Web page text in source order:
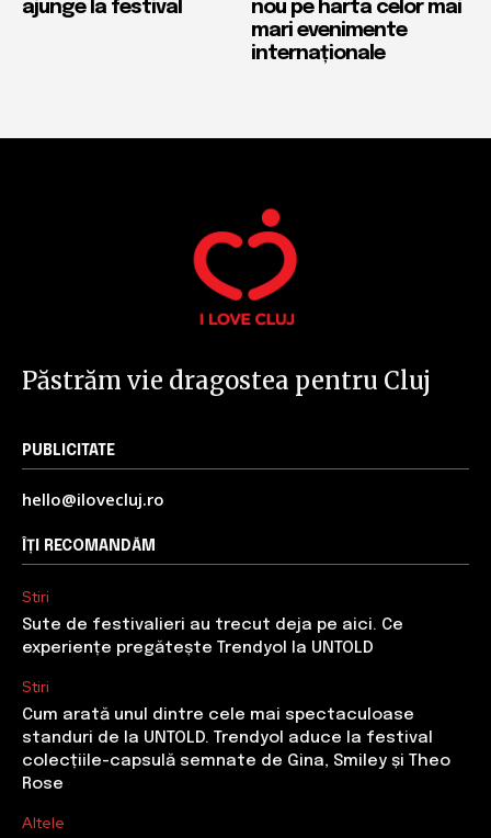
ajunge la festival
nou pe harta celor mai
mari evenimente
internaționale
Păstrăm vie dragostea pentru Cluj
PUBLICITATE
hello@ilovecluj.ro
ÎȚI RECOMANDĂM
Stiri
Sute de festivalieri au trecut deja pe aici. Ce
experiențe pregătește Trendyol la UNTOLD
Stiri
Cum arată unul dintre cele mai spectaculoase
standuri de la UNTOLD. Trendyol aduce la festival
colecțiile-capsulă semnate de Gina, Smiley și Theo
Rose
Altele